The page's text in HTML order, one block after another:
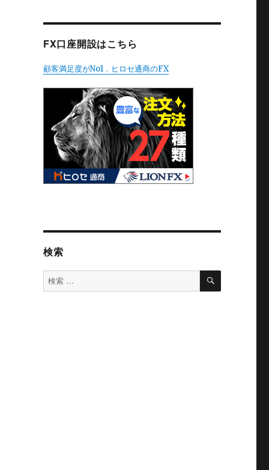
FX口座開設はこちら
顧客満足度がNo1．ヒロセ通商のFX
検索
検
索
検